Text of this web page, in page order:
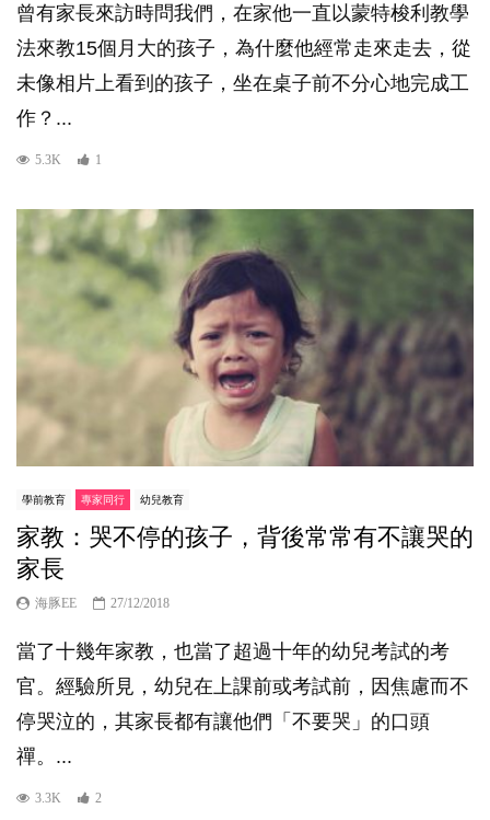
曾有家長來訪時問我們，在家他一直以蒙特梭利教學
法來教15個月大的孩子，為什麼他經常走來走去，從
未像相片上看到的孩子，坐在桌子前不分心地完成工
作？...
5.3K 1
學前教育 專家同行 幼兒教育
家教：哭不停的孩子，背後常常有不讓哭的
家長
海豚EE 27/12/2018
當了十幾年家教，也當了超過十年的幼兒考試的考
官。經驗所見，幼兒在上課前或考試前，因焦慮而不
停哭泣的，其家長都有讓他們「不要哭」的口頭
禪。...
3.3K 2